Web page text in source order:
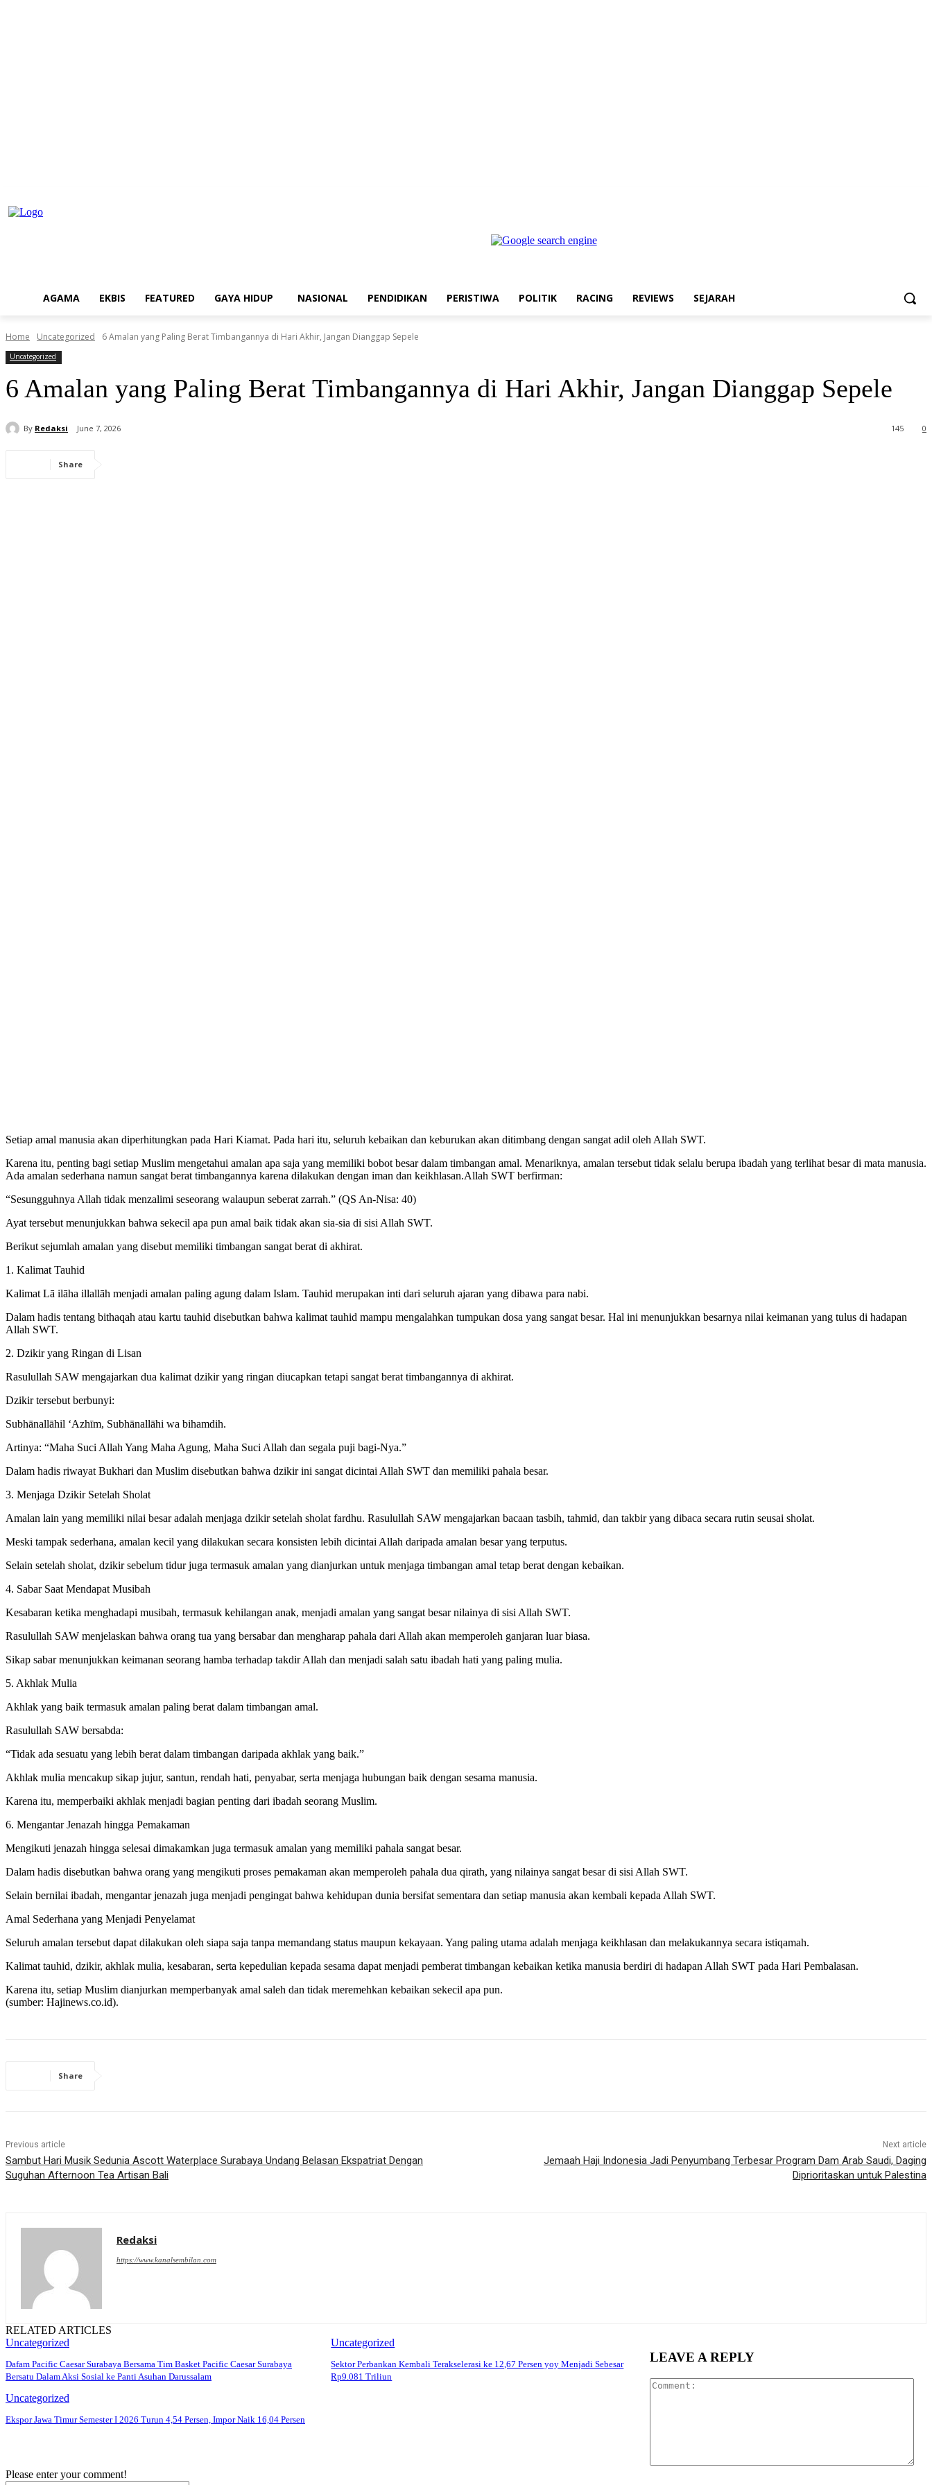
AGAMA EKBIS FEATURED GAYA HIDUP NASIONAL PENDIDIKAN PERISTIWA POLITIK RACING REVIEWS SEJARAH
Home Uncategorized 6 Amalan yang Paling Berat Timbangannya di Hari Akhir, Jangan Dianggap Sepele
Uncategorized
6 Amalan yang Paling Berat Timbangannya di Hari Akhir, Jangan Dianggap Sepele
By Redaksi June 7, 2026 0
145
Share
Setiap amal manusia akan diperhitungkan pada Hari Kiamat. Pada hari itu, seluruh kebaikan dan keburukan akan ditimbang dengan sangat adil oleh Allah SWT.
Karena itu, penting bagi setiap Muslim mengetahui amalan apa saja yang memiliki bobot besar dalam timbangan amal. Menariknya, amalan tersebut tidak selalu berupa ibadah yang terlihat besar di mata manusia.
Ada amalan sederhana namun sangat berat timbangannya karena dilakukan dengan iman dan keikhlasan.Allah SWT berfirman:
“Sesungguhnya Allah tidak menzalimi seseorang walaupun seberat zarrah.” (QS An-Nisa: 40)
Ayat tersebut menunjukkan bahwa sekecil apa pun amal baik tidak akan sia-sia di sisi Allah SWT.
Berikut sejumlah amalan yang disebut memiliki timbangan sangat berat di akhirat.
1. Kalimat Tauhid
Kalimat Lā ilāha illallāh menjadi amalan paling agung dalam Islam. Tauhid merupakan inti dari seluruh ajaran yang dibawa para nabi.
Dalam hadis tentang bithaqah atau kartu tauhid disebutkan bahwa kalimat tauhid mampu mengalahkan tumpukan dosa yang sangat besar. Hal ini menunjukkan besarnya nilai keimanan yang tulus di hadapan
Allah SWT.
2. Dzikir yang Ringan di Lisan
Rasulullah SAW mengajarkan dua kalimat dzikir yang ringan diucapkan tetapi sangat berat timbangannya di akhirat.
Dzikir tersebut berbunyi:
Subhānallāhil ‘Azhīm, Subhānallāhi wa bihamdih.
Artinya: “Maha Suci Allah Yang Maha Agung, Maha Suci Allah dan segala puji bagi-Nya.”
Dalam hadis riwayat Bukhari dan Muslim disebutkan bahwa dzikir ini sangat dicintai Allah SWT dan memiliki pahala besar.
3. Menjaga Dzikir Setelah Sholat
Amalan lain yang memiliki nilai besar adalah menjaga dzikir setelah sholat fardhu. Rasulullah SAW mengajarkan bacaan tasbih, tahmid, dan takbir yang dibaca secara rutin seusai sholat.
Meski tampak sederhana, amalan kecil yang dilakukan secara konsisten lebih dicintai Allah daripada amalan besar yang terputus.
Selain setelah sholat, dzikir sebelum tidur juga termasuk amalan yang dianjurkan untuk menjaga timbangan amal tetap berat dengan kebaikan.
4. Sabar Saat Mendapat Musibah
Kesabaran ketika menghadapi musibah, termasuk kehilangan anak, menjadi amalan yang sangat besar nilainya di sisi Allah SWT.
Rasulullah SAW menjelaskan bahwa orang tua yang bersabar dan mengharap pahala dari Allah akan memperoleh ganjaran luar biasa.
Sikap sabar menunjukkan keimanan seorang hamba terhadap takdir Allah dan menjadi salah satu ibadah hati yang paling mulia.
5. Akhlak Mulia
Akhlak yang baik termasuk amalan paling berat dalam timbangan amal.
Rasulullah SAW bersabda:
“Tidak ada sesuatu yang lebih berat dalam timbangan daripada akhlak yang baik.”
Akhlak mulia mencakup sikap jujur, santun, rendah hati, penyabar, serta menjaga hubungan baik dengan sesama manusia.
Karena itu, memperbaiki akhlak menjadi bagian penting dari ibadah seorang Muslim.
6. Mengantar Jenazah hingga Pemakaman
Mengikuti jenazah hingga selesai dimakamkan juga termasuk amalan yang memiliki pahala sangat besar.
Dalam hadis disebutkan bahwa orang yang mengikuti proses pemakaman akan memperoleh pahala dua qirath, yang nilainya sangat besar di sisi Allah SWT.
Selain bernilai ibadah, mengantar jenazah juga menjadi pengingat bahwa kehidupan dunia bersifat sementara dan setiap manusia akan kembali kepada Allah SWT.
Amal Sederhana yang Menjadi Penyelamat
Seluruh amalan tersebut dapat dilakukan oleh siapa saja tanpa memandang status maupun kekayaan. Yang paling utama adalah menjaga keikhlasan dan melakukannya secara istiqamah.
Kalimat tauhid, dzikir, akhlak mulia, kesabaran, serta kepedulian kepada sesama dapat menjadi pemberat timbangan kebaikan ketika manusia berdiri di hadapan Allah SWT pada Hari Pembalasan.
Karena itu, setiap Muslim dianjurkan memperbanyak amal saleh dan tidak meremehkan kebaikan sekecil apa pun.
(sumber: Hajinews.co.id).
Share
Previous article
Sambut Hari Musik Sedunia Ascott Waterplace Surabaya Undang Belasan Ekspatriat Dengan
Suguhan Afternoon Tea Artisan Bali
Next article
Jemaah Haji Indonesia Jadi Penyumbang Terbesar Program Dam Arab Saudi, Daging
Diprioritaskan untuk Palestina
Redaksi
https://www.kanalsembilan.com
RELATED ARTICLES
Uncategorized
Dafam Pacific Caesar Surabaya Bersama Tim Basket Pacific Caesar Surabaya
Bersatu Dalam Aksi Sosial ke Panti Asuhan Darussalam
Uncategorized
Sektor Perbankan Kembali Terakselerasi ke 12,67 Persen yoy Menjadi Sebesar
Rp9.081 Triliun
Uncategorized
Ekspor Jawa Timur Semester I 2026 Turun 4,54 Persen, Impor Naik 16,04 Persen
LEAVE A REPLY
Please enter your comment!